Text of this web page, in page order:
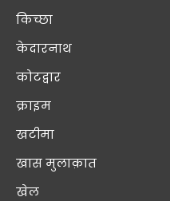
किच्छा
केदारनाथ
कोटद्वार
क्राइम
खटीमा
खास मुलाक़ात
खेल